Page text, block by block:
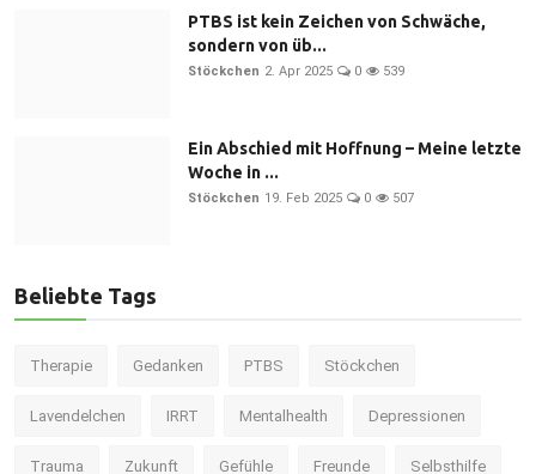
PTBS ist kein Zeichen von Schwäche,
sondern von üb...
Stöckchen 2. Apr 2025 0 539
Ein Abschied mit Hoffnung – Meine letzte
Woche in ...
Stöckchen 19. Feb 2025 0 507
Beliebte Tags
Therapie Gedanken PTBS Stöckchen
Lavendelchen IRRT Mentalhealth Depressionen
Trauma Zukunft Gefühle Freunde Selbsthilfe